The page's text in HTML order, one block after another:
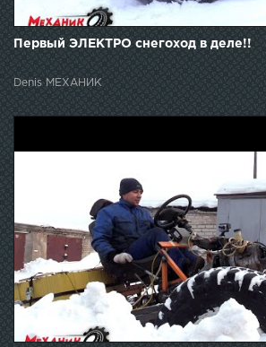
Первый ЭЛЕКТРО снегоход в деле!!
Denis МЕХАНИК